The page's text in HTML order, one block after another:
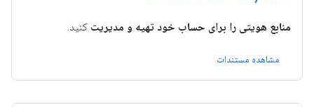
منابع هویتی را برای حساب خود تهیه و مدیریت کنید.
مشاهده مستندات